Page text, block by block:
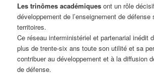
Les trinômes académiques ont un rôle
développement de l’enseignement de défense
territoires.
Ce réseau interministériel et partenarial inédit
plus de trente-six ans toute son utilité et sa
contribuer au développement et à la diffusion
de défense.